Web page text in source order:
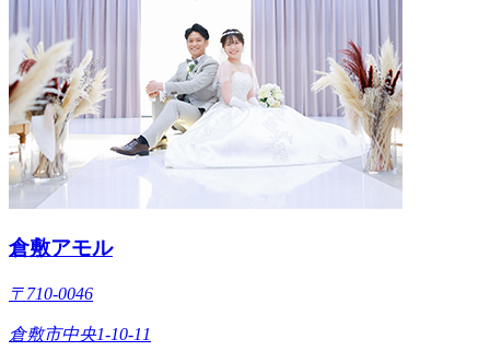
倉敷アモル
〒710-0046
倉敷市中央1-10-11